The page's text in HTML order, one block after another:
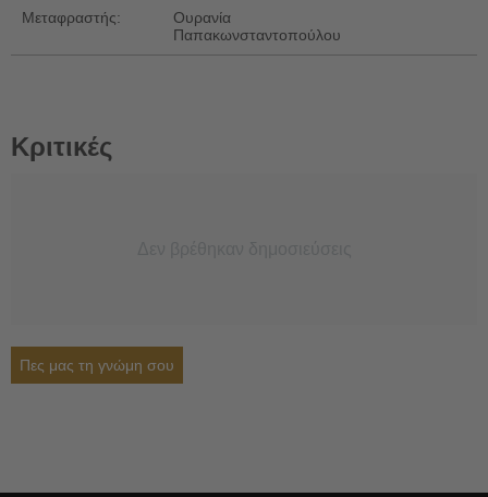
Μεταφραστής:
Ουρανία
Παπακωνσταντοπούλου
Κριτικές
Πες μας τη γνώμη σου